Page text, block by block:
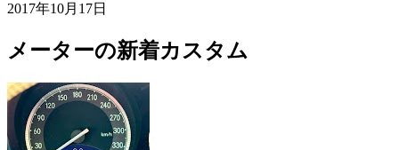
2017年10月17日
メーターの新着カスタム